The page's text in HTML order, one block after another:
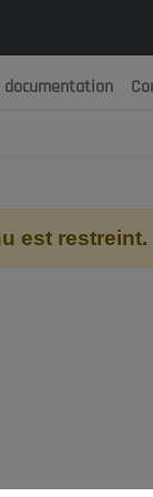
documentation
est restreint.